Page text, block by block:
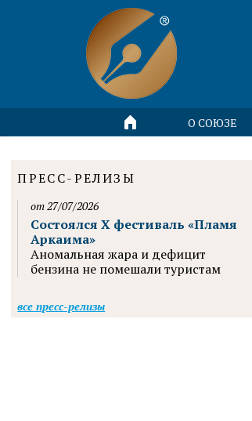
О СОЮЗЕ
ПРЕСС-РЕЛИЗЫ
от 27/07/2026
Состоялся X фестиваль «Пламя
Аркаима»
Аномальная жара и дефицит
бензина не помешали туристам
все пресс-релизы